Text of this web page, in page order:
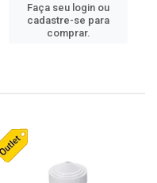
Faça seu login ou
cadastre-se para
comprar.